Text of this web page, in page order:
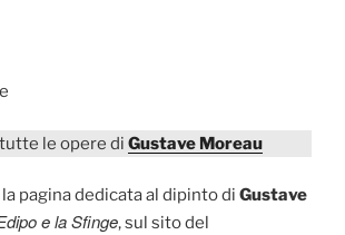
le opere di Gustave Moreau
la pagina dedicata al dipinto di Gustave
e la Sfinge, sul sito del